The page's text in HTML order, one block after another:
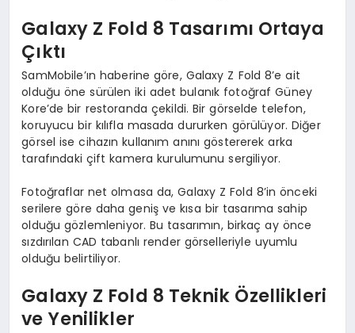
Galaxy Z Fold 8 Tasarımı Ortaya
Çıktı
SamMobile’ın haberine göre, Galaxy Z Fold 8’e ait
olduğu öne sürülen iki adet bulanık fotoğraf Güney
Kore’de bir restoranda çekildi. Bir görselde telefon,
koruyucu bir kılıfla masada dururken görülüyor. Diğer
görsel ise cihazın kullanım anını göstererek arka
tarafındaki çift kamera kurulumunu sergiliyor.
Fotoğraflar net olmasa da, Galaxy Z Fold 8’in önceki
serilere göre daha geniş ve kısa bir tasarıma sahip
olduğu gözlemleniyor. Bu tasarımın, birkaç ay önce
sızdırılan CAD tabanlı render görselleriyle uyumlu
olduğu belirtiliyor.
Galaxy Z Fold 8 Teknik Özellikleri
ve Yenilikler